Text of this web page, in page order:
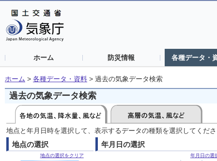
ホーム 防災情報 各種データ・
ホーム > 各種データ・資料 > 過去の気象データ検索
過去の気象データ検索
地点と年月日時を選択して、表示するデータの種類を選択してくだ
地点の選択
地点の選択をクリア
年月日の選択
年月日の選